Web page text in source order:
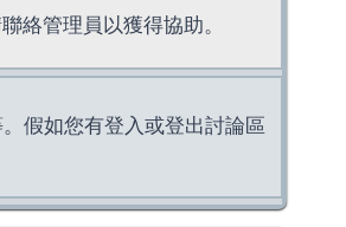
絡管理員以獲得協助。
假如您有登入或登出討論區